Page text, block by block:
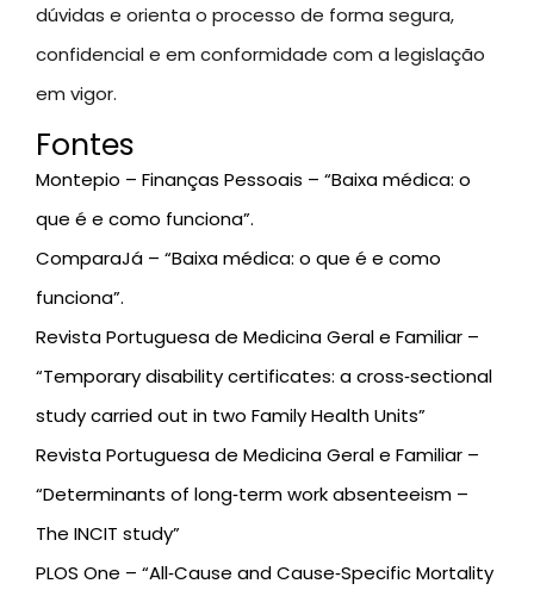
dúvidas e orienta o processo de forma segura,
confidencial e em conformidade com a legislação
em vigor.
Fontes
Montepio – Finanças Pessoais – “Baixa médica: o
que é e como funciona”.
ComparaJá – “Baixa médica: o que é e como
funciona”.
Revista Portuguesa de Medicina Geral e Familiar –
“Temporary disability certificates: a cross‑sectional
study carried out in two Family Health Units”
Revista Portuguesa de Medicina Geral e Familiar –
“Determinants of long‑term work absenteeism –
The INCIT study”
PLOS One – “All‑Cause and Cause‑Specific Mortality